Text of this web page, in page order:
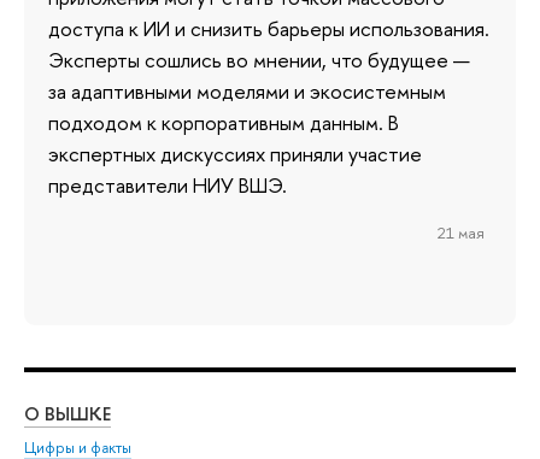
доступа к ИИ и снизить барьеры использования.
Эксперты сошлись во мнении, что будущее —
за адаптивными моделями и экосистемным
подходом к корпоративным данным. В
экспертных дискуссиях приняли участие
представители НИУ ВШЭ.
21 мая
О ВЫШКЕ
Цифры и факты